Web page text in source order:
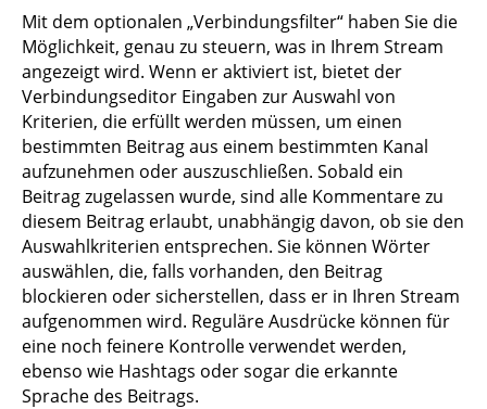
Mit dem optionalen „Verbindungsfilter“ haben Sie die
Möglichkeit, genau zu steuern, was in Ihrem Stream
angezeigt wird. Wenn er aktiviert ist, bietet der
Verbindungseditor Eingaben zur Auswahl von
Kriterien, die erfüllt werden müssen, um einen
bestimmten Beitrag aus einem bestimmten Kanal
aufzunehmen oder auszuschließen. Sobald ein
Beitrag zugelassen wurde, sind alle Kommentare zu
diesem Beitrag erlaubt, unabhängig davon, ob sie den
Auswahlkriterien entsprechen. Sie können Wörter
auswählen, die, falls vorhanden, den Beitrag
blockieren oder sicherstellen, dass er in Ihren Stream
aufgenommen wird. Reguläre Ausdrücke können für
eine noch feinere Kontrolle verwendet werden,
ebenso wie Hashtags oder sogar die erkannte
Sprache des Beitrags.